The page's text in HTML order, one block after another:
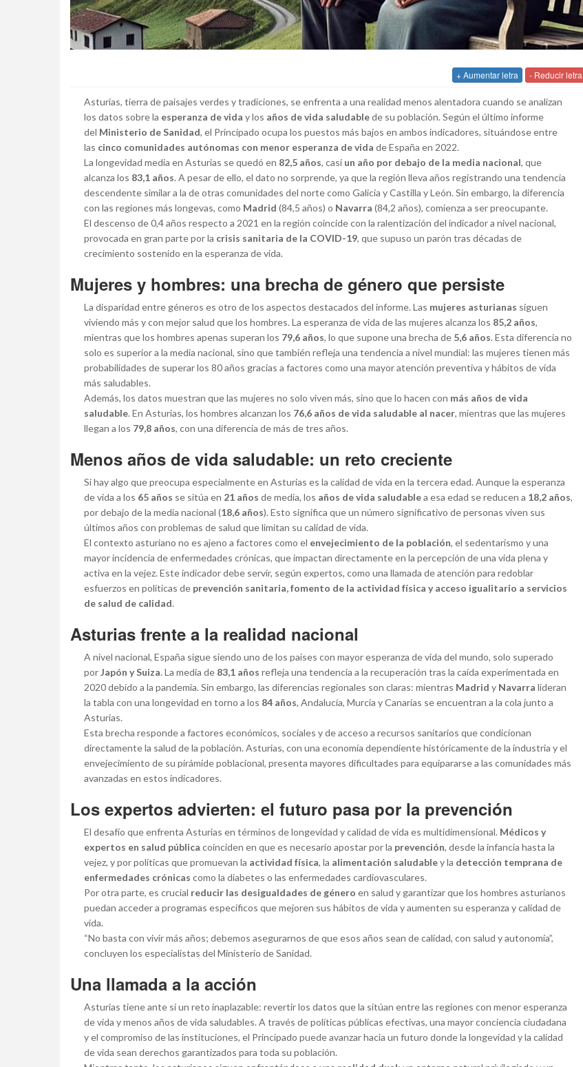
+ Aumentar letra - Reducir letra
Asturias, tierra de paisajes verdes y tradiciones, se enfrenta a una realidad menos alentadora cuando se analizan
los datos sobre la esperanza de vida y los años de vida saludablede su población. Según el último informe
del Ministerio de Sanidad, el Principado ocupa los puestos más bajos en ambos indicadores, situándose entre
las cinco comunidades autónomas con menor esperanza de vida de España en 2022.
La longevidad media en Asturias se quedó en 82,5 años, casi un año por debajo de la media nacional, que
alcanza los 83,1 años. A pesar de ello, el dato no sorprende, ya que la región lleva años registrando una tendencia
descendente similar a la de otras comunidades del norte como Galicia y Castilla y León. Sin embargo, la diferencia
con las regiones más longevas, como Madrid (84,5 años) o Navarra (84,2 años), comienza a ser preocupante.
El descenso de 0,4 años respecto a 2021 en la región coincide con la ralentización del indicador a nivel nacional,
provocada en gran parte por la crisis sanitaria de la COVID-19, que supuso un parón tras décadas de
crecimiento sostenido en la esperanza de vida.
Mujeres y hombres: una brecha de género que persiste
La disparidad entre géneros es otro de los aspectos destacados del informe. Las mujeres asturianas siguen
viviendo más y con mejor salud que los hombres. La esperanza de vida de las mujeres alcanza los 85,2 años,
mientras que los hombres apenas superan los 79,6 años, lo que supone una brecha de 5,6 años. Esta diferencia no
solo es superior a la media nacional, sino que también refleja una tendencia a nivel mundial: las mujeres tienen más
probabilidades de superar los 80 años gracias a factores como una mayor atención preventiva y hábitos de vida
más saludables.
Además, los datos muestran que las mujeres no solo viven más, sino que lo hacen con más años de vida
saludable. En Asturias, los hombres alcanzan los 76,6 años de vida saludable al nacer, mientras que las mujeres
llegan a los 79,8 años, con una diferencia de más de tres años.
Menos años de vida saludable: un reto creciente
Si hay algo que preocupa especialmente en Asturias es la calidad de vida en la tercera edad. Aunque la esperanza
de vida a los 65 años se sitúa en 21 años de media, los años de vida saludablea esa edad se reducen a 18,2 años,
por debajo de la media nacional (18,6 años). Esto significa que un número significativo de personas viven sus
últimos años con problemas de salud que limitan su calidad de vida.
El contexto asturiano no es ajeno a factores como el envejecimiento de la población, el sedentarismo y una
mayor incidencia de enfermedades crónicas, que impactan directamente en la percepción de una vida plena y
activa en la vejez. Este indicador debe servir, según expertos, como una llamada de atención para redoblar
esfuerzos en políticas de prevención sanitaria, fomento de la actividad física y acceso igualitario a servicios
de salud de calidad.
Asturias frente a la realidad nacional
A nivel nacional, España sigue siendo uno de los países con mayor esperanza de vida del mundo, solo superado
porJapón y Suiza. La media de 83,1 años refleja una tendencia a la recuperación tras la caída experimentada en
2020 debido a la pandemia. Sin embargo, las diferencias regionales son claras: mientras Madrid y Navarra lideran
la tabla con una longevidad en torno a los 84 años, Andalucía, Murcia y Canarias se encuentran a la cola junto a
Asturias.
Esta brecha responde a factores económicos, sociales y de acceso a recursos sanitarios que condicionan
directamente la salud de la población. Asturias, con una economía dependiente históricamente de la industria y el
envejecimiento de su pirámide poblacional, presenta mayores dificultades para equipararse a las comunidades más
avanzadas en estos indicadores.
Los expertos advierten: el futuro pasa por la prevención
El desafío que enfrenta Asturias en términos de longevidad y calidad de vida es multidimensional. Médicos y
expertos en salud pública coinciden en que es necesario apostar por la prevención, desde la infancia hasta la
vejez, y por políticas que promuevan la actividad física, la alimentación saludabley la detección temprana de
enfermedades crónicas como la diabetes o las enfermedades cardiovasculares.
Por otra parte, es crucial reducir las desigualdades de género en salud y garantizar que los hombres asturianos
puedan acceder a programas específicos que mejoren sus hábitos de vida y aumenten su esperanza y calidad de
vida.
“No basta con vivir más años; debemos asegurarnos de que esos años sean de calidad, con salud y autonomía”,
concluyen los especialistas del Ministerio de Sanidad.
Una llamada a la acción
Asturias tiene ante sí un reto inaplazable: revertir los datos que la sitúan entre las regiones con menor esperanza
de vida y menos años de vida saludables. A través de políticas públicas efectivas, una mayor conciencia ciudadana
y el compromiso de las instituciones, el Principado puede avanzar hacia un futuro donde la longevidad y la calidad
de vida sean derechos garantizados para toda su población.